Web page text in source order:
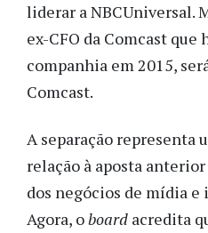
liderar a NBCUniversal.
ex-CFO da Comcast que
companhia em 2015,
Comcast.
A separação representa
relação à aposta
dos negócios de mídia
Agora, oboard acredita